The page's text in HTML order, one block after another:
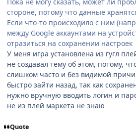
Пока не могу сказать, может ли
стороне, потому что данные
Если что-то происходило с ним
между Google аккаунтами на
отразиться на сохранении настроек
У меня игра установлена из гугл
не создавал тему об этом, потому,
слишком часто и без видимой
быстро зайти назад, так как
нужно вручную вводить логин и
не из плей маркета не знаю
Quote